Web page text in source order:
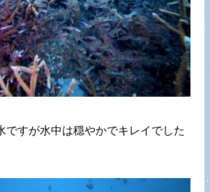
ですが水中は穏やかでキレイでした